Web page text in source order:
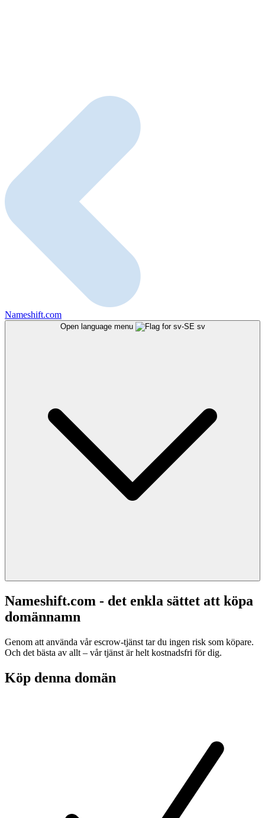
Nameshift.com
Open language menu sv
Nameshift.com - det enkla sättet att köpa
domännamn
Genom att använda vår escrow-tjänst tar du ingen risk som köpare.
Och det bästa av allt – vår tjänst är helt kostnadsfri för dig.
Köp denna domän